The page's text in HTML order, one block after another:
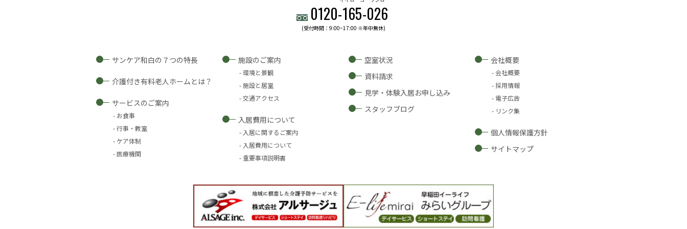
0120-165-026
(受付時間：9:00~17:00 ※年中無休)
サンケア和白の７つの特長
介護付き有料老人ホームとは？
サービスのご案内
お食事
行事・教室
ケア体制
医療機関
施設のご案内
環境と景観
施設と居室
交通アクセス
入居費用について
入居に関するご案内
入居費用について
重要事項説明書
空室状況
資料請求
見学・体験入居お申し込み
スタッフブログ
会社概要
会社概要
採用情報
電子広告
リンク集
個人情報保護方針
サイトマップ